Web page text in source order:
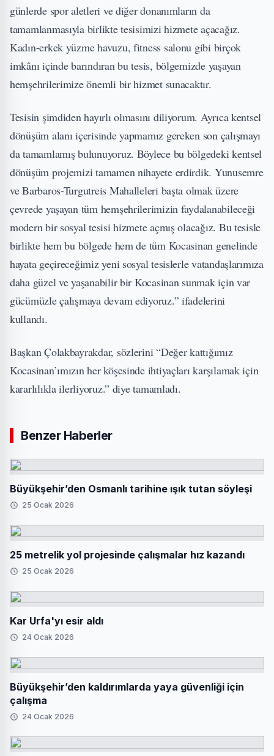
günlerde spor aletleri ve diğer donanımların da
tamamlanmasıyla birlikte tesisimizi hizmete açacağız.
Kadın-erkek yüzme havuzu, fitness salonu gibi birçok
imkânı içinde barındıran bu tesis, bölgemizde yaşayan
hemşehrilerimize önemli bir hizmet sunacaktır.
Tesisin şimdiden hayırlı olmasını diliyorum. Ayrıca kentsel
dönüşüm alanı içerisinde yapmamız gereken son çalışmayı
da tamamlamış bulunuyoruz. Böylece bu bölgedeki kentsel
dönüşüm projemizi tamamen nihayete erdirdik. Yunusemre
ve Barbaros-Turgutreis Mahalleleri başta olmak üzere
çevrede yaşayan tüm hemşehrilerimizin faydalanabileceği
modern bir sosyal tesisi hizmete açmış olacağız. Bu tesisle
birlikte hem bu bölgede hem de tüm Kocasinan genelinde
hayata geçireceğimiz yeni sosyal tesislerle vatandaşlarımıza
daha güzel ve yaşanabilir bir Kocasinan sunmak için var
gücümüzle çalışmaya devam ediyoruz.” ifadelerini
kullandı.
Başkan Çolakbayrakdar, sözlerini “Değer kattığımız
Kocasinan’ımızın her köşesinde ihtiyaçları karşılamak için
kararlılıkla ilerliyoruz.” diye tamamladı.
Benzer Haberler
Büyükşehir’den Osmanlı tarihine ışık tutan söyleşi
25 Ocak 2026
25 metrelik yol projesinde çalışmalar hız kazandı
25 Ocak 2026
Kar Urfa'yı esir aldı
24 Ocak 2026
Büyükşehir’den kaldırımlarda yaya güvenliği için
çalışma
24 Ocak 2026